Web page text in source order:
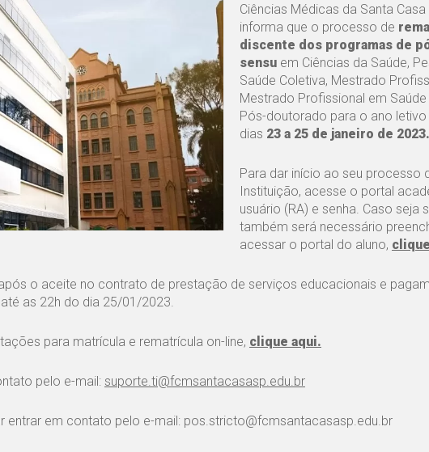
Ciências Médicas da Santa
informa que o processo de
discente dos programas de
sensuem Ciências da Saúde,
Saúde Coletiva, Mestrado
Mestrado Profissional em
Pós-doutorado para o ano
dias 23 a 25 de janeiro de 2023.
Para dar início ao seu processo
Instituição, acesse o portal
usuário (RA) e senha. Caso
também será necessário
acessar o portal do aluno,
o aceite no contrato de prestação de serviços educacionais e
as 22h do dia 25/01/2023.
para matrícula e rematrícula on-line, clique aqui.
pelo e-mail: suporte.ti@fcmsantacasasp.edu.br
entrar em contato pelo e-mail: pos.stricto@fcmsantacasasp.edu.br